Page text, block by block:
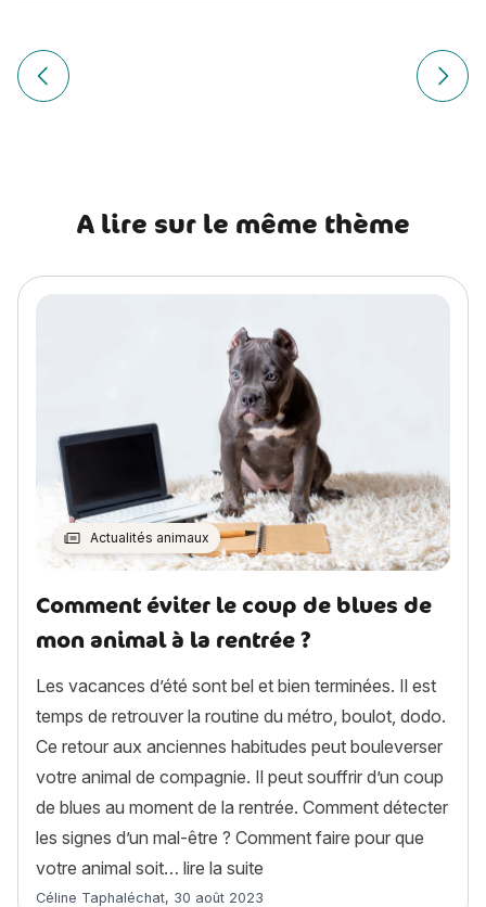
Navigation
de
Article précédent Clonage chien : Faire cloner son chien,
Article
A lire sur le même thème
Actualités animaux
Comment éviter le coup de blues de
mon animal à la rentrée ?
Les vacances d’été sont bel et bien terminées. Il est
temps de retrouver la routine du métro, boulot, dodo.
Ce retour aux anciennes habitudes peut bouleverser
votre animal de compagnie. Il peut souffrir d’un coup
de blues au moment de la rentrée. Comment détecter
les signes d’un mal-être ? Comment faire pour que
votre animal soit… lire la suite
Article rédigé par
Céline Taphaléchat, 30 août 2023